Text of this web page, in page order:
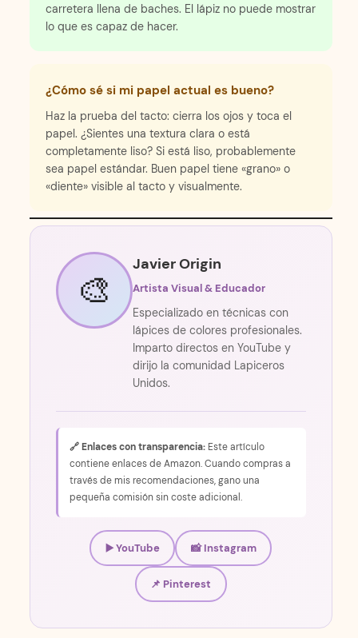
carretera llena de baches. El lápiz no puede mostrar
lo que es capaz de hacer.
¿Cómo sé si mi papel actual es bueno?
Haz la prueba del tacto: cierra los ojos y toca el
papel. ¿Sientes una textura clara o está
completamente liso? Si está liso, probablemente
sea papel estándar. Buen papel tiene «grano» o
«diente» visible al tacto y visualmente.
🎨
Javier Origin
Artista Visual & Educador
Especializado en técnicas con
lápices de colores profesionales.
Imparto directos en YouTube y
dirijo la comunidad Lapiceros
Unidos.
🔗 Enlaces con transparencia:Este artículo
contiene enlaces de Amazon. Cuando compras a
través de mis recomendaciones, gano una
pequeña comisión sin coste adicional.
▶️ YouTube 📸 Instagram
📌 Pinterest